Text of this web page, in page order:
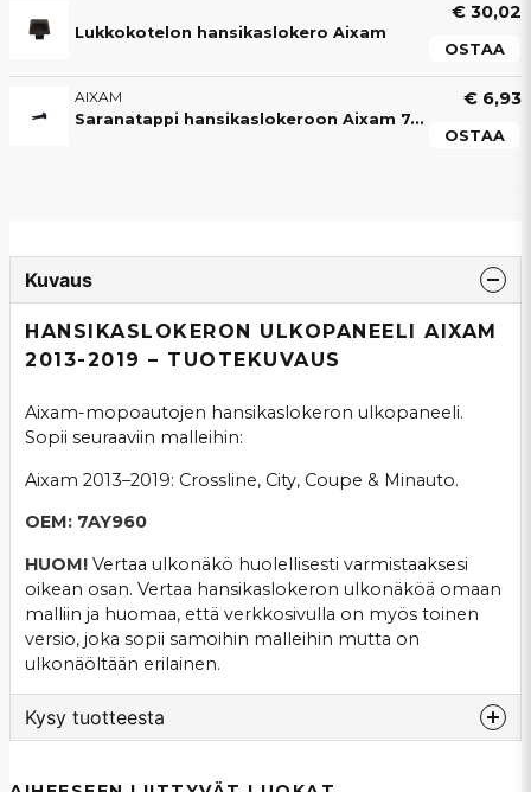
Lukkokotelon hansikaslokero Aixam
€ 30,02
OSTAA
AIXAM
Saranatappi hansikaslokeroon Aixam 7AP181
€ 6,93
OSTAA
Kuvaus
HANSIKASLOKERON ULKOPANEELI AIXAM
2013-2019 – TUOTEKUVAUS
Aixam-mopoautojen hansikaslokeron ulkopaneeli.
Sopii seuraaviin malleihin:
Aixam 2013–2019: Crossline, City, Coupe & Minauto.
OEM: 7AY960
HUOM! Vertaa ulkonäkö huolellisesti varmistaaksesi
oikean osan. Vertaa hansikaslokeron ulkonäköä omaan
malliin ja huomaa, että verkkosivulla on myös toinen
versio, joka sopii samoihin malleihin mutta on
ulkonäöltään erilainen.
Kysy tuotteesta
Kysy meiltä tästä tuotteesta...